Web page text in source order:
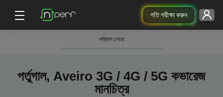
গতি পরীক্ষা করুন
পরিমাপ চলছে
পর্তুগাল, Aveiro 3G / 4G / 5G কভারেজ
মানচিত্র